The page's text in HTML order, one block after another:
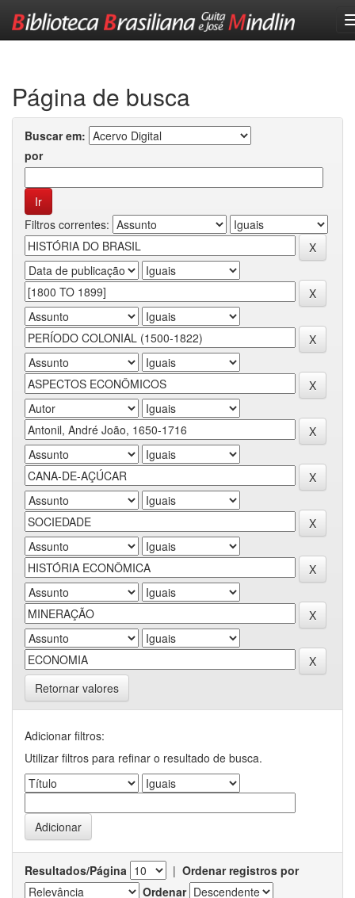
Página de busca
Buscar em:
por
Filtros correntes:
Retornar valores
Adicionar filtros:
Utilizar filtros para refinar o resultado de busca.
Resultados/Página | Ordenar registros por
Ordenar